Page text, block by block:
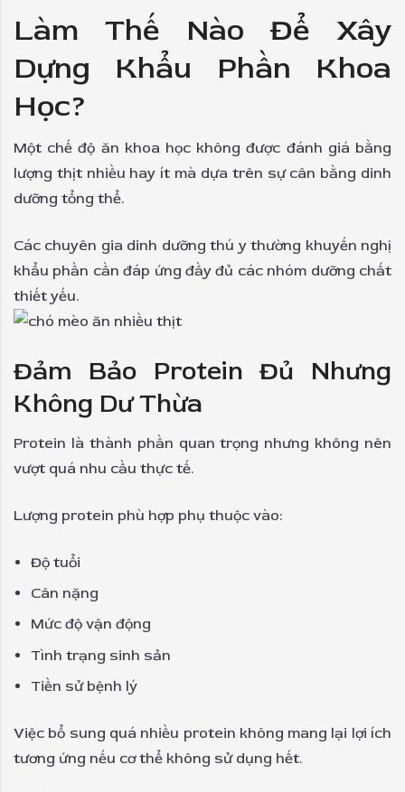
Làm Thế Nào Để Xây
Dựng Khẩu Phần Khoa
Học?
Một chế độ ăn khoa học không được đánh giá bằng
lượng thịt nhiều hay ít mà dựa trên sự cân bằng dinh
dưỡng tổng thể.
Các chuyên gia dinh dưỡng thú y thường khuyến nghị
khẩu phần cần đáp ứng đầy đủ các nhóm dưỡng chất
thiết yếu.
Đảm Bảo Protein Đủ Nhưng
Không Dư Thừa
Protein là thành phần quan trọng nhưng không nên
vượt quá nhu cầu thực tế.
Lượng protein phù hợp phụ thuộc vào:
Độ tuổi
Cân nặng
Mức độ vận động
Tình trạng sinh sản
Tiền sử bệnh lý
Việc bổ sung quá nhiều protein không mang lại lợi ích
tương ứng nếu cơ thể không sử dụng hết.